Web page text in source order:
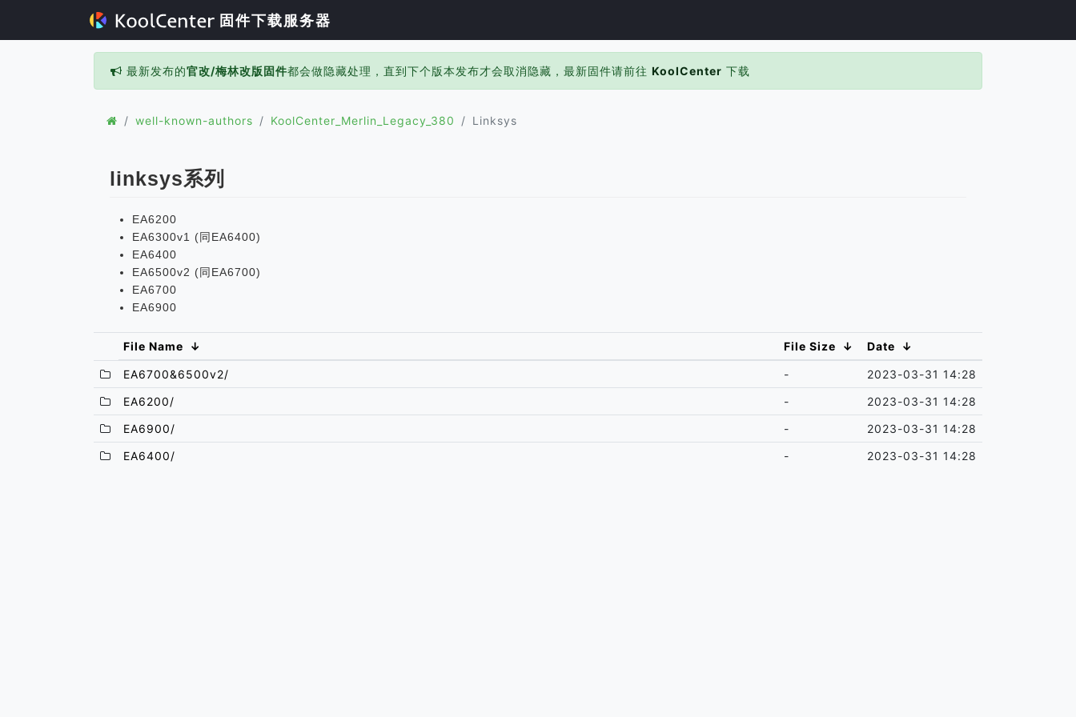
固件下载服务器
最新发布的官改/梅林改版固件都会做隐藏处理，直到下个版本发布才会取消隐藏，最新固件请前往 KoolCenter 下载
well-known-authors KoolCenter_Merlin_Legacy_380 Linksys
linksys系列
EA6200
EA6300v1 (同EA6400)
EA6400
EA6500v2 (同EA6700)
EA6700
EA6900
File Name ↓ File Size ↓ Date ↓
EA6700&6500v2/ -
2023-03-31 14:28
EA6200/
-
2023-03-31 14:28
EA6900/
-
2023-03-31 14:28
EA6400/
- 2023-03-31 14:28